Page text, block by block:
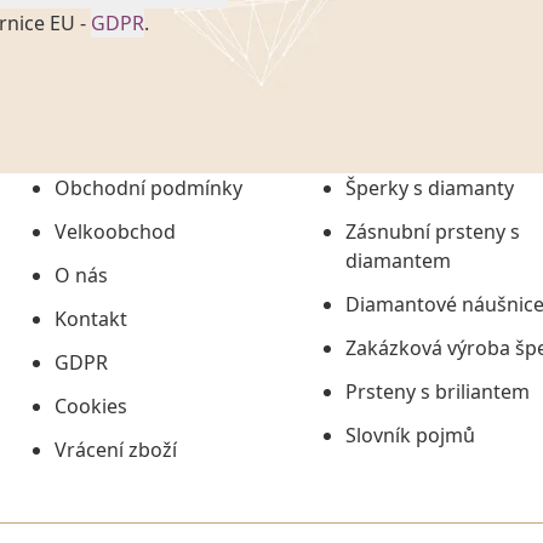
EU - GDPR.
č. 101/2000 Sb. v
uchováním veškerých
údajů či jako jeho
informací, nejdéle
Obchodní podmínky
Velkoobchod
O nás
Kontakt
GDPR
Cookies
Vrácení zboží
Šperky s diamanty
Zásnubní prsteny s
diamantem
Diamantové náušnice
Zakázková výroba
Prsteny s briliantem
Slovník pojmů